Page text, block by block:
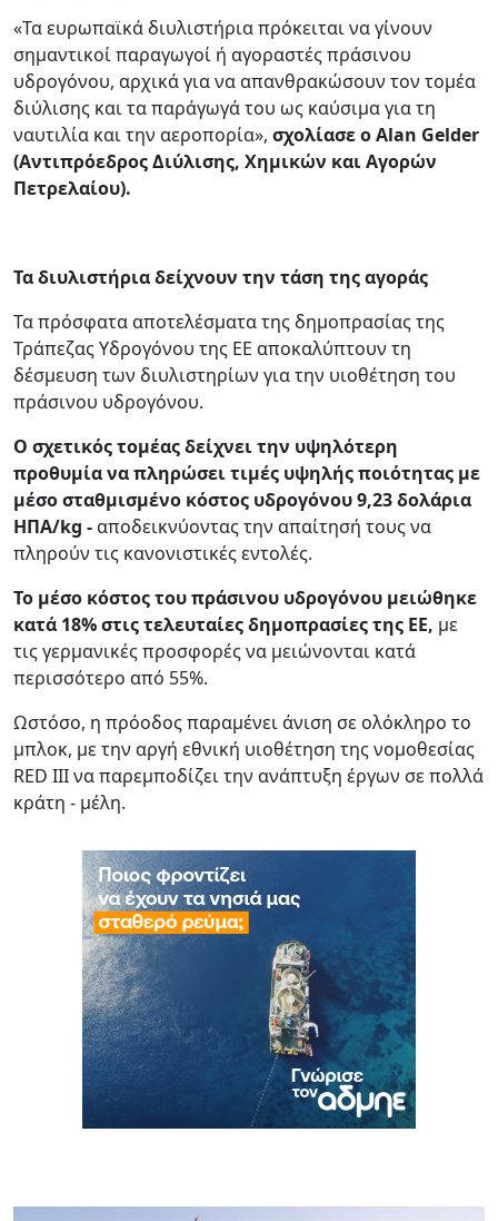
«Τα ευρωπαϊκά διυλιστήρια πρόκειται να γίνουν
σημαντικοί παραγωγοί ή αγοραστές πράσινου
υδρογόνου, αρχικά για να απανθρακώσουν τον τομέα
διύλισης και τα παράγωγά του ως καύσιμα για τη
ναυτιλία και την αεροπορία», σχολίασε ο Alan Gelder
(Αντιπρόεδρος Διύλισης, Χημικών και Αγορών
Πετρελαίου).
Τα διυλιστήρια δείχνουν την τάση της αγοράς
Τα πρόσφατα αποτελέσματα της δημοπρασίας της
Τράπεζας Υδρογόνου της ΕΕ αποκαλύπτουν τη
δέσμευση των διυλιστηρίων για την υιοθέτηση του
πράσινου υδρογόνου.
Ο σχετικός τομέας δείχνει την υψηλότερη
προθυμία να πληρώσει τιμές υψηλής ποιότητας με
μέσο σταθμισμένο κόστος υδρογόνου 9,23 δολάρια
ΗΠΑ/kg -αποδεικνύοντας την απαίτησή τους να
πληρούν τις κανονιστικές εντολές.
Το μέσο κόστος του πράσινου υδρογόνου μειώθηκε
κατά 18% στις τελευταίες δημοπρασίες της ΕΕ, με
τις γερμανικές προσφορές να μειώνονται κατά
περισσότερο από 55%.
Ωστόσο, η πρόοδος παραμένει άνιση σε ολόκληρο το
μπλοκ, με την αργή εθνική υιοθέτηση της νομοθεσίας
RED III να παρεμποδίζει την ανάπτυξη έργων σε πολλά
κράτη - μέλη.